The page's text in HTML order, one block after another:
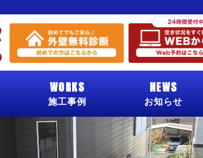
WORKS
施工事例
NEWS
お知らせ